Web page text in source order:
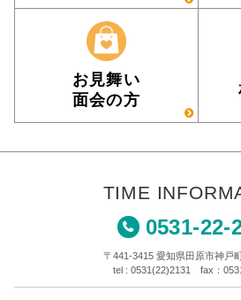
お見舞い
面会の方
TIME
0531-22-
〒441-3415 愛知県田原市神戸
tel : 0531(22)2131 fax：